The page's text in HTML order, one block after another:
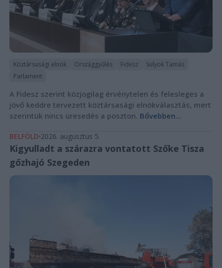
Köztársasági elnök Országgyűlés Fidesz
Sulyok Tamás
Parlament
A Fidesz szerint közjogilag érvénytelen és felesleges a
jövő keddre tervezett köztársasági elnökválasztás, mert
szerintük nincs üresedés a poszton. Bővebben...
BELFÖLD 2026. augusztus 5.
Kigyulladt a szárazra vontatott Szőke Tisza
gőzhajó Szegeden